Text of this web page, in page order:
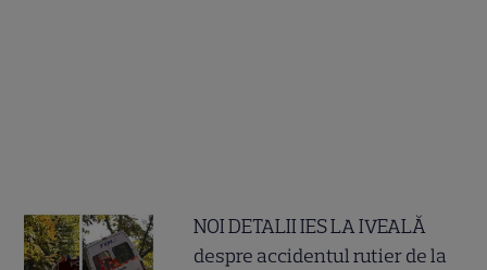
NOI DETALII IES LA IVEALĂ
despre accidentul rutier de la